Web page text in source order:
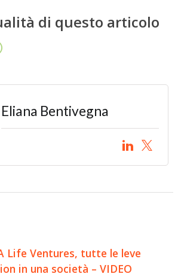
di questo articolo
Eliana Bentivegna
Life Ventures, tutte le leve
in una società – VIDEO